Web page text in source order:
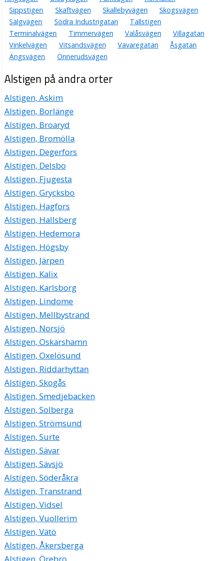
Sippstigen
Skaftvägen Skallebyvägen
Skogsvägen
Sälgvägen
Södra Industrigatan
Tallstigen
Terminalvägen
Timmervägen Valåsvägen
Villagatan
Vinkelvägen
Vitsandsvägen Vävaregatan
Åsgatan
Ängsvägen
Önnerudsvägen
Alstigen på andra orter
Alstigen, Askim
Alstigen, Borlänge
Alstigen, Broaryd
Alstigen, Bromölla
Alstigen, Degerfors
Alstigen, Delsbo
Alstigen, Fjugesta
Alstigen, Grycksbo
Alstigen, Hagfors
Alstigen, Hallsberg
Alstigen, Hedemora
Alstigen, Högsby
Alstigen, Järpen
Alstigen, Kalix
Alstigen, Karlsborg
Alstigen, Lindome
Alstigen, Mellbystrand
Alstigen, Norsjö
Alstigen, Oskarshamn
Alstigen, Oxelösund
Alstigen, Riddarhyttan
Alstigen, Skogås
Alstigen, Smedjebacken
Alstigen, Solberga
Alstigen, Strömsund
Alstigen, Surte
Alstigen, Sävar
Alstigen, Sävsjö
Alstigen, Söderåkra
Alstigen, Transtrand
Alstigen, Vidsel
Alstigen, Vuollerim
Alstigen, Vätö
Alstigen, Åkersberga
Alstigen, Örebro